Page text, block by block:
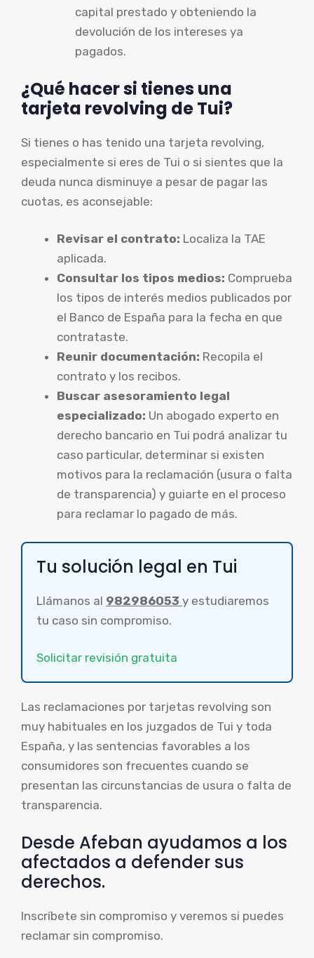
capital prestado y obteniendo la
devolución de los intereses ya
pagados.
¿Qué hacer si tienes una
tarjeta revolving de Tui?
Si tienes o has tenido una tarjeta revolving,
especialmente si eres de Tui o si sientes que la
deuda nunca disminuye a pesar de pagar las
cuotas, es aconsejable:
Revisar el contrato: Localiza la TAE
aplicada.
Consultar los tipos medios: Comprueba
los tipos de interés medios publicados por
el Banco de España para la fecha en que
contrataste.
Reunir documentación: Recopila el
contrato y los recibos.
Buscar asesoramiento legal
especializado: Un abogado experto en
derecho bancario en Tui podrá analizar tu
caso particular, determinar si existen
motivos para la reclamación (usura o falta
de transparencia) y guiarte en el proceso
para reclamar lo pagado de más.
Tu solución legal en Tui
Llámanos al 982986053 y estudiaremos
tu caso sin compromiso.
Solicitar revisión gratuita
Las reclamaciones por tarjetas revolving son
muy habituales en los juzgados de Tui y toda
España, y las sentencias favorables a los
consumidores son frecuentes cuando se
presentan las circunstancias de usura o falta de
transparencia.
Desde Afeban ayudamos a los
afectados a defender sus
derechos.
Inscríbete sin compromiso y veremos si puedes
reclamar sin compromiso.